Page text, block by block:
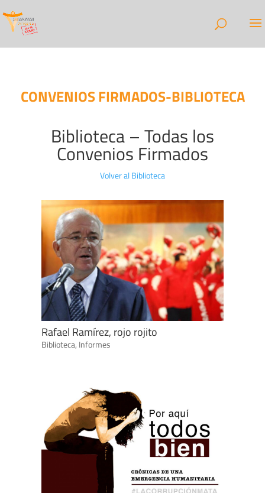
CONVENIOS FIRMADOS-BIBLIOTECA
Biblioteca – Todas los
Convenios Firmados
Volver al Biblioteca
Rafael Ramírez, rojo rojito
Biblioteca, Informes